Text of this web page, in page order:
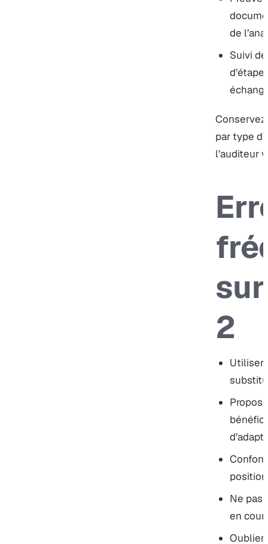
de
Suivi
par type
l’auditeur
2
Utiliser
Ne pas
en
Oublier